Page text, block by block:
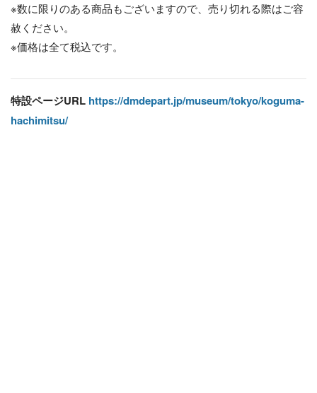
※数に限りのある商品もございますので、売り切れる際はご容
赦ください。
※価格は全て税込です。
特設ページURL https://dmdepart.jp/museum/tokyo/koguma-
hachimitsu/